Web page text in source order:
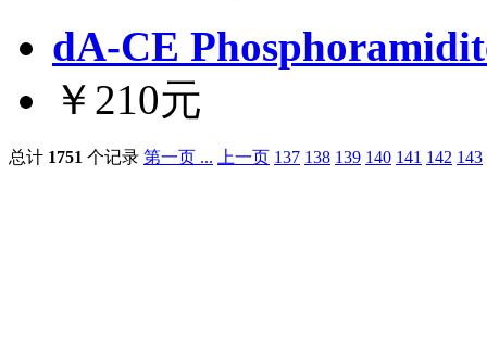
dA-CE
￥210元
总计 1751 个记录 第一页 ... 上一页 137 138 139 140 141 142 143